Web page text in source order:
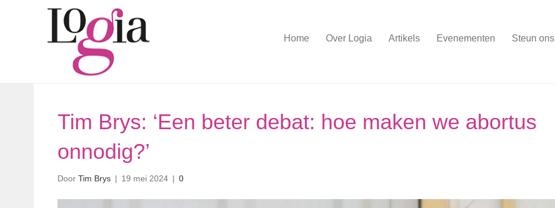
Home Over Logia Artikels Evenementen Steun ons
Tim Brys: ‘Een beter debat: hoe maken we abortus
onnodig?’
Door Tim Brys | 19 mei 2024 | 0